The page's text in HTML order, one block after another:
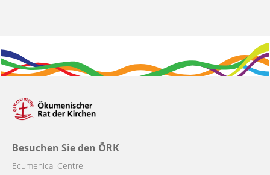
Besuchen Sie den ÖRK
Ecumenical Centre